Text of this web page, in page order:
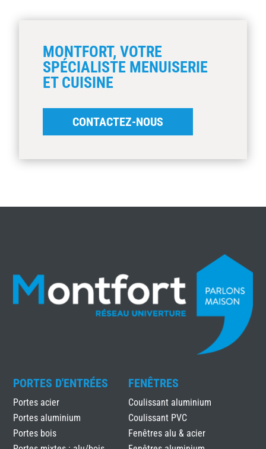
MONTFORT, VOTRE
SPÉCIALISTE MENUISERIE
ET CUISINE
CONTACTEZ-NOUS
PORTES D'ENTRÉES
Portes acier
Portes aluminium
Portes bois
FENÊTRES
Coulissant aluminium
Coulissant PVC
Fenêtres alu & acier